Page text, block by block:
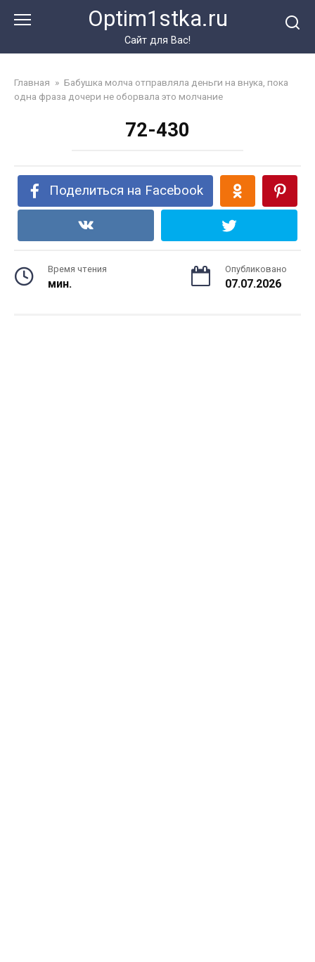
Optim1stka.ru
Сайт для Вас!
Главная » Бабушка молча отправляла деньги на внука, пока
одна фраза дочери не оборвала это молчание
72-430
Поделиться на Facebook
Время чтения
мин.
Опубликовано
07.07.2026